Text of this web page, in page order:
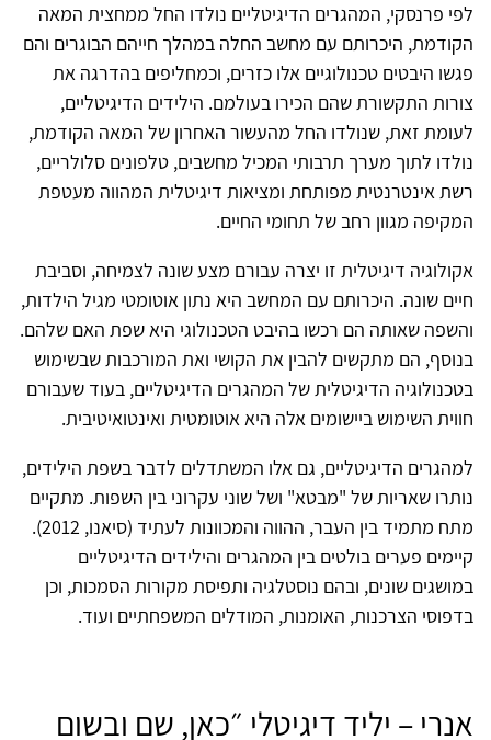
לפי פרנסקי, המהגרים הדיגיטליים נולדו החל ממחצית המאה
הקודמת, היכרותם עם מחשב החלה במהלך חייהם הבוגרים והם
פגשו היבטים טכנולוגיים אלו כזרים, וכמחליפים בהדרגה את
צורות התקשורת שהם הכירו בעולמם. הילידים הדיגיטליים,
לעומת זאת, שנולדו החל מהעשור האחרון של המאה הקודמת,
נולדו לתוך מערך תרבותי המכיל מחשבים, טלפונים סלולריים,
רשת אינטרנטית מפותחת ומציאות דיגיטלית המהווה מעטפת
המקיפה מגוון רחב של תחומי החיים.
אקולוגיה דיגיטלית זו יצרה עבורם מצע שונה לצמיחה, וסביבת
חיים שונה. היכרותם עם המחשב היא נתון אוטומטי מגיל הילדות,
והשפה שאותה הם רכשו בהיבט הטכנולוגי היא שפת האם שלהם.
בנוסף, הם מתקשים להבין את הקושי ואת המורכבות שבשימוש
בטכנולוגיה הדיגיטלית של המהגרים הדיגיטליים, בעוד שעבורם
חווית השימוש ביישומים אלה היא אוטומטית ואינטואיטיבית.
למהגרים הדיגיטליים, גם אלו המשתדלים לדבר בשפת הילידים,
נותרו שאריות של "מבטא" ושל שוני עקרוני בין השפות. מתקיים
מתח מתמיד בין העבר, ההווה והמכוונות לעתיד (סיאנו, 2012).
קיימים פערים בולטים בין המהגרים והילידים הדיגיטליים
במושגים שונים, ובהם נוסטלגיה ותפיסת מקורות הסמכות, וכן
בדפוסי הצרכנות, האומנות, המודלים המשפחתיים ועוד.
אנרי – יליד דיגיטלי ״כאן, שם ובשום